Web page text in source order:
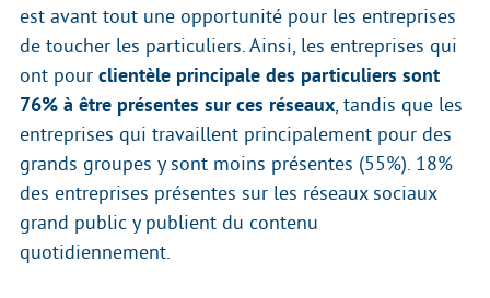
est avant tout une opportunité pour les entreprises
de toucher les particuliers. Ainsi, les entreprises qui
ont pour clientèle principale des particuliers sont
76% à être présentes sur ces réseaux, tandis que les
entreprises qui travaillent principalement pour des
grands groupes y sont moins présentes (55%). 18%
des entreprises présentes sur les réseaux sociaux
grand public y publient du contenu
quotidiennement.